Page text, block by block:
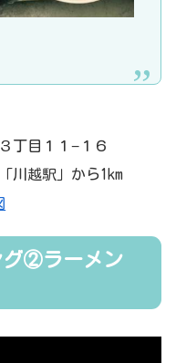
丁目１１−１６
川越駅」から1km
グ②ラーメン